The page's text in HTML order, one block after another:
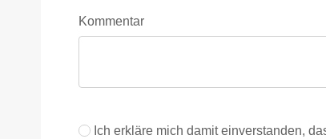
Kommentar
Ich erkläre mich damit einverstanden,